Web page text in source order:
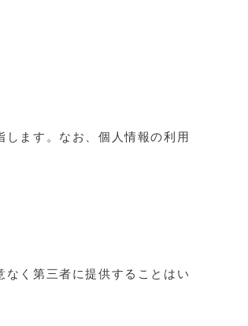
ます。なお、個人情報の利用
く第三者に提供することはい